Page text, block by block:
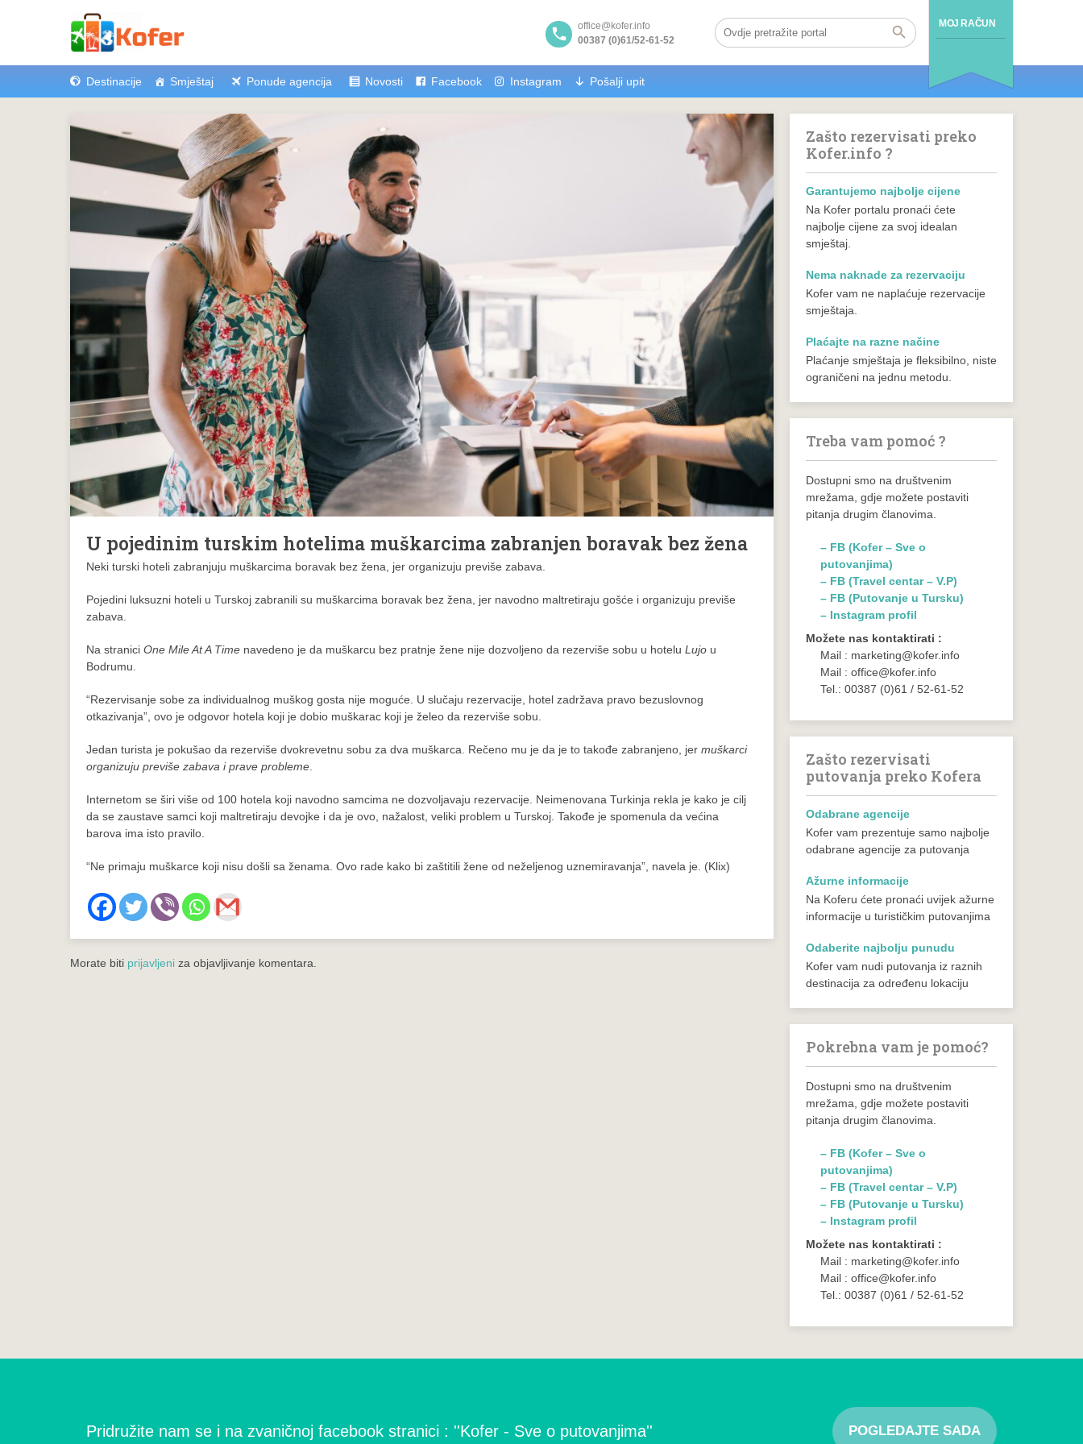
MOJ RAČUN
office@kofer.info
00387 (0)61/52-61-52
Destinacije Smještaj Ponude agencija Novosti Facebook Instagram Pošalji upit
U pojedinim turskim hotelima muškarcima zabranjen boravak bez žena
Neki turski hoteli zabranjuju muškarcima boravak bez žena, jer organizuju previše zabava.
Pojedini luksuzni hoteli u Turskoj zabranili su muškarcima boravak bez žena, jer navodno maltretiraju gošće i organizuju previše
zabava.
Na stranici One Mile At A Time navedeno je da muškarcu bez pratnje žene nije dozvoljeno da rezerviše sobu u hotelu Lujo u
Bodrumu.
“Rezervisanje sobe za individualnog muškog gosta nije moguće. U slučaju rezervacije, hotel zadržava pravo bezuslovnog
otkazivanja”, ovo je odgovor hotela koji je dobio muškarac koji je želeo da rezerviše sobu.
Jedan turista je pokušao da rezerviše dvokrevetnu sobu za dva muškarca. Rečeno mu je da je to takođe zabranjeno, jer muškarci
organizuju previše zabava i prave probleme
Internetom se širi više od 100 hotela koji navodno samcima ne dozvoljavaju rezervacije. Neimenovana Turkinja rekla je kako je cilj
da se zaustave samci koji maltretiraju devojke i da je ovo, nažalost, veliki problem u Turskoj. Takođe je spomenula da većina
barova ima isto pravilo.
“Ne primaju muškarce koji nisu došli sa ženama. Ovo rade kako bi zaštitili žene od neželjenog uznemiravanja”, navela je. (Klix)
Morate biti prijavljeni za objavljivanje komentara.
Zašto rezervisati preko
Kofer.info ?
Garantujemo najbolje cijene
Na Kofer portalu pronaći ćete
najbolje cijene za svoj idealan
smještaj.
Nema naknade za rezervaciju
Kofer vam ne naplaćuje rezervacije
smještaja.
Plaćajte na razne načine
Plaćanje smještaja je fleksibilno, niste
ograničeni na jednu metodu.
Treba vam pomoć ?
Dostupni smo na društvenim
mrežama, gdje možete postaviti
pitanja drugim članovima.
– FB (Kofer – Sve o
putovanjima)
– FB (Travel centar – V.P)
– FB (Putovanje u Tursku)
– Instagram profil
Možete nas kontaktirati :
Mail : marketing@kofer.info
Mail : office@kofer.info
Tel.: 00387 (0)61 / 52-61-52
Zašto rezervisati
putovanja preko Kofera
Odabrane agencije
Kofer vam prezentuje samo najbolje
odabrane agencije za putovanja
Ažurne informacije
Na Koferu ćete pronaći uvijek ažurne
informacije u turističkim putovanjima
Odaberite najbolju punudu
Kofer vam nudi putovanja iz raznih
destinacija za određenu lokaciju
Pokrebna vam je pomoć?
Dostupni smo na društvenim
mrežama, gdje možete postaviti
pitanja drugim članovima.
– FB (Kofer – Sve o
putovanjima)
– FB (Travel centar – V.P)
– FB (Putovanje u Tursku)
– Instagram profil
Možete nas kontaktirati :
Mail : marketing@kofer.info
Mail : office@kofer.info
Tel.: 00387 (0)61 / 52-61-52
Pridružite nam se i na zvaničnoj facebook stranici : ''Kofer - Sve o putovanjima'' POGLEDAJTE SADA